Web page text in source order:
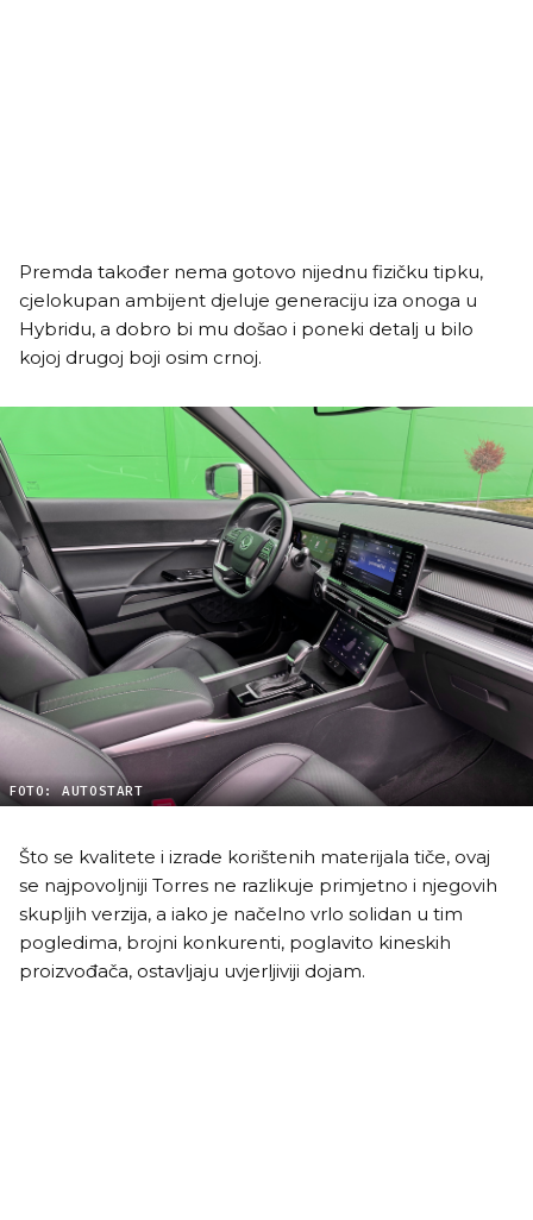
Premda također nema gotovo nijednu fizičku tipku,
cjelokupan ambijent djeluje generaciju iza onoga u
Hybridu, a dobro bi mu došao i poneki detalj u bilo
kojoj drugoj boji osim crnoj.
FOTO: AUTOSTART
Što se kvalitete i izrade korištenih materijala tiče, ovaj
se najpovoljniji Torres ne razlikuje primjetno i njegovih
skupljih verzija, a iako je načelno vrlo solidan u tim
pogledima, brojni konkurenti, poglavito kineskih
proizvođača, ostavljaju uvjerljiviji dojam.